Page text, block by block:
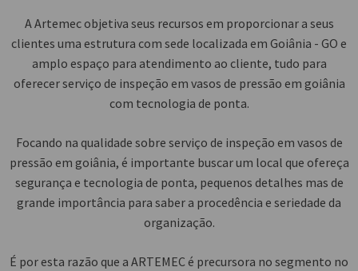
A Artemec objetiva seus recursos em proporcionar a seus
clientes uma estrutura com sede localizada em Goiânia - GO e
amplo espaço para atendimento ao cliente, tudo para
oferecerserviço de inspeção em vasos de pressão em goiânia
com tecnologia de ponta.
Focando na qualidade sobre serviço de inspeção em vasos de
pressão em goiânia, é importante buscar um local que ofereça
segurança e tecnologia de ponta, pequenos detalhes mas de
grande importância para saber a procedência e seriedade da
organização.
É por esta razão que a ARTEMEC é precursora no segmento no